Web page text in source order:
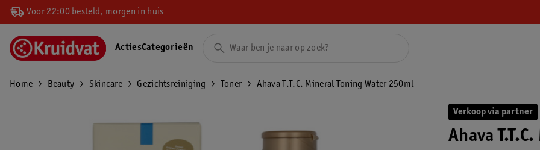
Voor 22:00 besteld, morgen in huis
ActiesCategorieën
Home Beauty Skincare Gezichtsreiniging Toner Ahava T.T.C. Mineral Toning Water 250ml
Verkoop via partner
Ahava